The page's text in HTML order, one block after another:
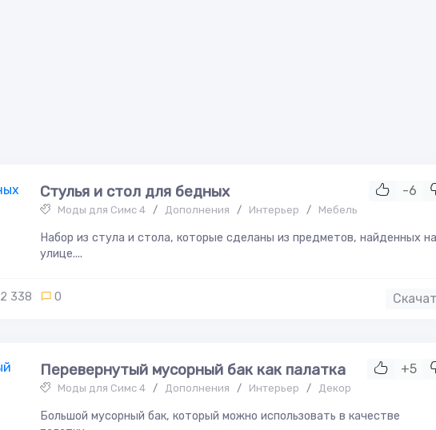
-6
Стулья и стол для бедных
Моды для Симс 4 / Дополнения / Интерьер / Мебель
Набор из стула и стола, которые сделаны из предметов, найденных
улице....
2 338 0
+5
Перевернутый мусорный бак как палатка
Моды для Симс 4 / Дополнения / Интерьер / Декор
Большой мусорный бак, который можно использовать в качестве